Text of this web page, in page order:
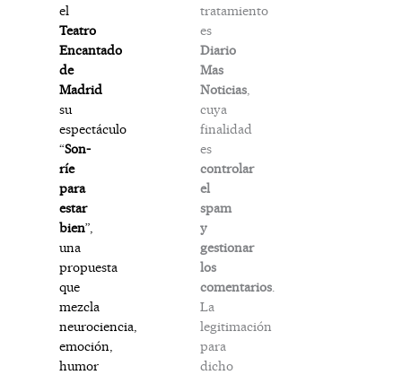
el
Teatro
Encantado
de
Madrid
su
espectáculo
“Son-
ríe
para
estar
bien”,
una
propuesta
que
mezcla
neurociencia,
emoción,
humor
tratamiento
es
Diario
Mas
Noticias
cuya
finalidad
es
controlar
el
spam
y
gestionar
los
comentarios
La
legitimación
para
dicho